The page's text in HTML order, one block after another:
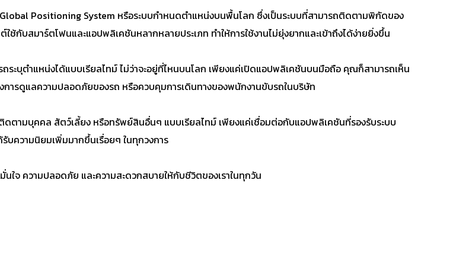
Positioning System หรือระบบกำหนดตำแหน่งบนพื้นโลก ซึ่งเป็นระบบที่สามารถติดตามพิกัดของ
ช้กับสมาร์ตโฟนและแอปพลิเคชันหลากหลายประเภท ทำให้การใช้งานไม่ยุ่งยากและเข้าถึงได้ง่ายยิ่งขึ้น
ะบุตำแหน่งได้แบบเรียลไทม์ ไม่ว่าจะอยู่ที่ไหนบนโลก เพียงแค่เปิดแอปพลิเคชันบนมือถือ คุณก็สามารถเห็น
ารดูแลความปลอดภัยของรถ หรือควบคุมการเดินทางของพนักงานขับรถในบริษัท
ดตามบุคคล สัตว์เลี้ยง หรือทรัพย์สินอื่นๆ แบบเรียลไทม์ เพียงแค่เชื่อมต่อกับแอปพลิเคชันที่รองรับระบบ
รับความนิยมเพิ่มมากขึ้นเรื่อยๆ ในทุกวงการ
ใจ ความปลอดภัย และความสะดวกสบายให้กับชีวิตของเราในทุกวัน